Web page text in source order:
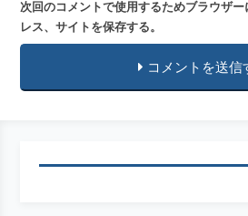
次回のコメントで使用するためブラウザ
レス、サイトを保存する。
コメントを送信